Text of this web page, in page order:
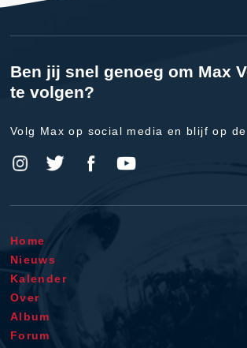
Ben jij snel genoeg om Max
te volgen?
Volg Max op social media en blijf op
Home
Nieuws
Kalender
Over
Album
Forum